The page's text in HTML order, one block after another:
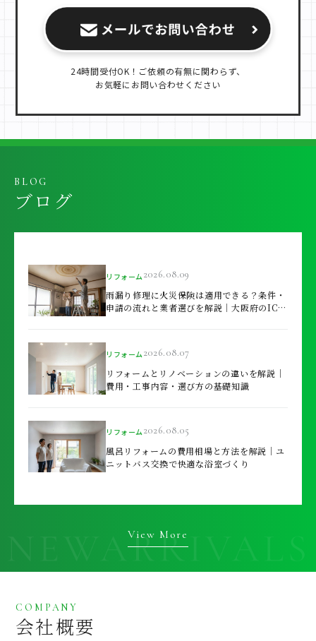
24時間受付OK！ご依頼の有無に関わらず、
お気軽にお問い合わせください
BLOG
ブログ
リフォーム 2026.08.09
雨漏り修理に火災保険は適用できる？条件・
申請の流れと業者選びを解説｜大阪府のIC…
リフォーム2026.08.07
リフォームとリノベーションの違いを解説｜
費用・工事内容・選び方の基礎知識
リフォーム2026.08.05
風呂リフォームの費用相場と方法を解説｜ユ
ニットバス交換で快適な浴室づくり
View More
COMPANY
会社概要